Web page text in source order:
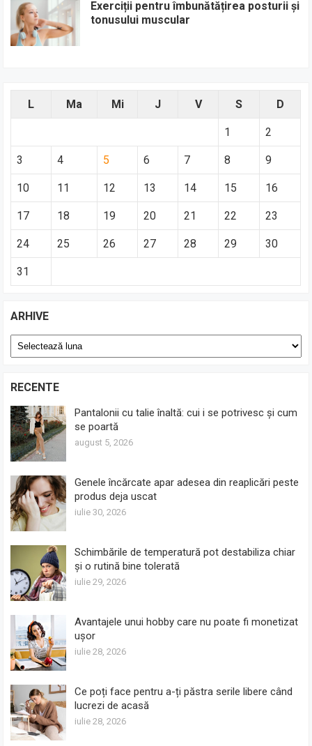
Exerciții pentru îmbunătățirea posturii și
tonusului muscular
L Ma Mi J V S D
1 2
3 4 5 6 7 8 9
10 11 12 13 14 15 16
17 18 19 20 21 22 23
24 25 26 27 28 29 30
31
ARHIVE
Arhive
RECENTE
Pantalonii cu talie înaltă: cui i se potrivesc și cum
se poartă
august 5, 2026
Genele încărcate apar adesea din reaplicări peste
produs deja uscat
iulie 30, 2026
Schimbările de temperatură pot destabiliza chiar
și o rutină bine tolerată
iulie 29, 2026
Avantajele unui hobby care nu poate fi monetizat
ușor
iulie 28, 2026
Ce poți face pentru a-ți păstra serile libere când
lucrezi de acasă
iulie 28, 2026